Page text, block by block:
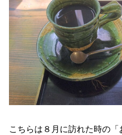
こちらは８月に訪れた時の